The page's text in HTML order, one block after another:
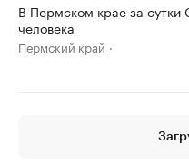
В Пермском крае за сутки
человека
Пермский край